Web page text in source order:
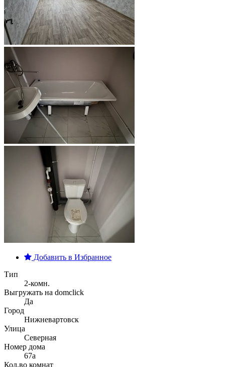
Добавить в Избранное
Тип
2-комн.
Выгружать на domclick
Да
Город
Нижневартовск
Улица
Северная
Номер дома
67а
Кол.во комнат